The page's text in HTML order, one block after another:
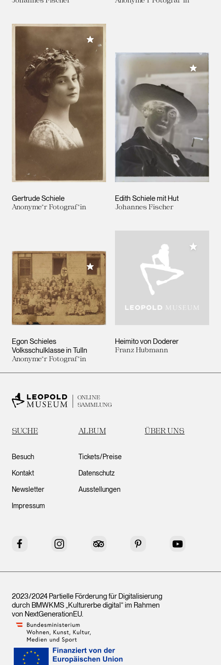
Gertrude Schiele
Anonyme*r Fotograf*in
Meiner Sammlung hinzufügen
Edith Schiele mit Hut
Johannes Fischer
Meiner
Egon Schieles
Volksschulklasse in Tulln
Anonyme*r Fotograf*in
Meiner Sammlung hinzufügen
Heimito von Doderer
Franz Hubmann
Meiner
ONLINE
SAMMLUNG
SUCHE ALBUM ÜBER UNS
Besuch
Kontakt
Newsletter
Impressum
Tickets/Preise
Datenschutz
Ausstellungen
Facebook Instagram Tripadvisor Pinterest YouTube
2023/2024 Partielle Förderung für Digitalisierung
durch BMWKMS „Kulturerbe digital“ im Rahmen
von NextGenerationEU.